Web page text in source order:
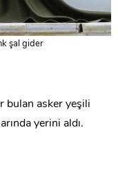
şal gider
bulan asker yeşili
yerini aldı.